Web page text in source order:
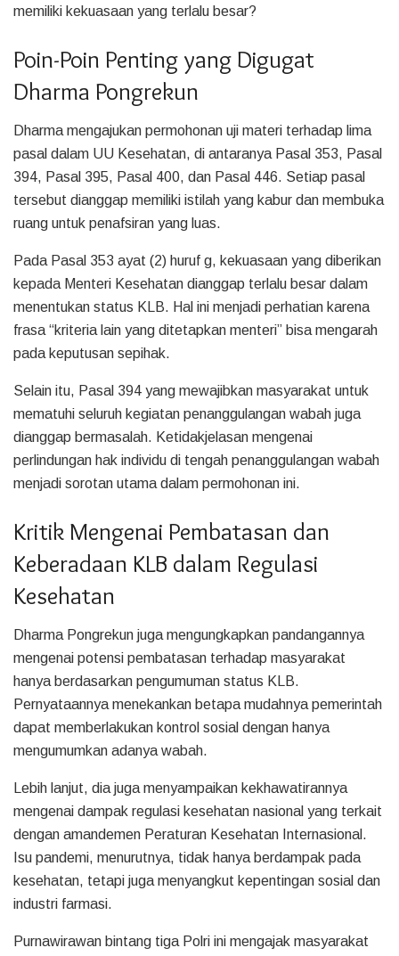
memiliki kekuasaan yang terlalu besar?
Poin-Poin Penting yang Digugat
Dharma Pongrekun
Dharma mengajukan permohonan uji materi terhadap lima
pasal dalam UU Kesehatan, di antaranya Pasal 353, Pasal
394, Pasal 395, Pasal 400, dan Pasal 446. Setiap pasal
tersebut dianggap memiliki istilah yang kabur dan membuka
ruang untuk penafsiran yang luas.
Pada Pasal 353 ayat (2) huruf g, kekuasaan yang diberikan
kepada Menteri Kesehatan dianggap terlalu besar dalam
menentukan status KLB. Hal ini menjadi perhatian karena
frasa “kriteria lain yang ditetapkan menteri” bisa mengarah
pada keputusan sepihak.
Selain itu, Pasal 394 yang mewajibkan masyarakat untuk
mematuhi seluruh kegiatan penanggulangan wabah juga
dianggap bermasalah. Ketidakjelasan mengenai
perlindungan hak individu di tengah penanggulangan wabah
menjadi sorotan utama dalam permohonan ini.
Kritik Mengenai Pembatasan dan
Keberadaan KLB dalam Regulasi
Kesehatan
Dharma Pongrekun juga mengungkapkan pandangannya
mengenai potensi pembatasan terhadap masyarakat
hanya berdasarkan pengumuman status KLB.
Pernyataannya menekankan betapa mudahnya pemerintah
dapat memberlakukan kontrol sosial dengan hanya
mengumumkan adanya wabah.
Lebih lanjut, dia juga menyampaikan kekhawatirannya
mengenai dampak regulasi kesehatan nasional yang terkait
dengan amandemen Peraturan Kesehatan Internasional.
Isu pandemi, menurutnya, tidak hanya berdampak pada
kesehatan, tetapi juga menyangkut kepentingan sosial dan
industri farmasi.
Purnawirawan bintang tiga Polri ini mengajak masyarakat